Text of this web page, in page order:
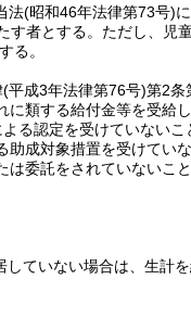
法(昭和46年法律第73号)
す者とする。 ただし、児
る。
(平成3年法律第76号)第2条
に類する給付金等を受給
る認定を受けていないこ
助成対象措置を受けていな
委託をされていないこと
ていない場合は、生計